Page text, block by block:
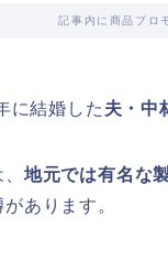
記事内に商品プロ
に結婚した 夫・中
地元では有名な
あります。